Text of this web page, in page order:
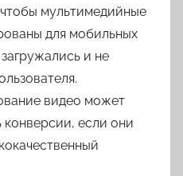
мультимедийные
для мобильных
и не
видео может
конверсии, если они